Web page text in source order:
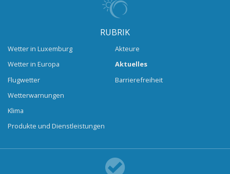
RUBRIK
Wetter in Luxemburg
Wetter in Europa
Flugwetter
Wetterwarnungen
Klima
Produkte und Dienstleistungen
Akteure
Aktuelles
Barrierefreiheit